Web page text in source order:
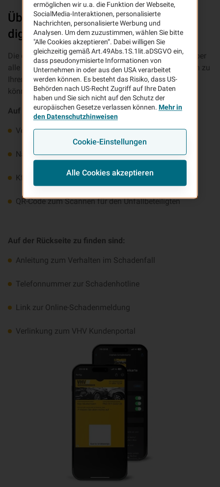
Über welche Inhalte verfügt die
digitale Schadenkarte?
Die digitale Schadenkarte bietet Ihnen eine Übersicht über
alle wichtigen Kontakte der VHV und gibt Informationen zu
Ihrem VHV KFZ-Vertrag. Auf die digitale Schadenkarte
können Sie offline und jederzeit zugreifen.
Auf der Vorderseite zu finden sind:
Versicherungssscheinummer
Name des Versicherungsnehmers
Kfz-Kennzeichen
QR-Code zum Scannen für den Unfallbeteiligten
Auf der Rückseite zu finden sind:
Anleitung zum Verhalten im Schadenfall
Telefonnummer zur Schadenhotline
Link zur Online-Schadenmeldung
Verlinkung zum VHV Kundenportal
ermöglichen wir u.a. die Funktion der Webseite,
SocialMedia-Interaktionen, personalisierte
Nachrichten, personalisierte Werbung und
Analysen. Um dem zuzustimmen, wählen Sie bitte
"Alle Cookies akzeptieren“. Dabei willigen Sie
gleichzeitig gemäß Art.49Abs.1S.1lit.aDSGVO ein,
dass pseudonymisierte Informationen von
Unternehmen in oder aus den USA verarbeitet
werden können. Es besteht das Risiko, dass US-
Behörden nach US-Recht Zugriff auf Ihre Daten
haben und Sie sich nicht auf den Schutz der
europäischen Gesetze verlassen können. Mehr in
den Datenschutzhinweisen
Cookie-Einstellungen
Alle Cookies akzeptieren